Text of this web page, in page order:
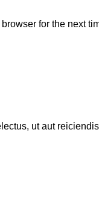
for the next
ut aut